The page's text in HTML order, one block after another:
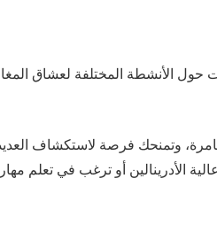
الأنشطة المختلفة لعشاق
وتمنحك فرصة لاستكشاف